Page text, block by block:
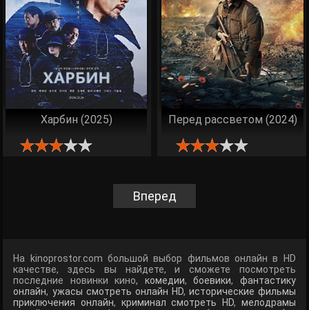
Харбин (2025) Перед рассветом (2024)
Вперед
На kinoprostor.com большой выбор фильмов онлайн в HD
качестве, здесь вы найдете, и сможете посмотреть
последние новинки кино, комедии,боевики, фантастику
онлайн, ужасы смотреть онлайн HD, исторические фильмы
приключения онлайн, криминал смотреть HD, мелодрамы